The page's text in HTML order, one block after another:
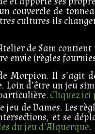
couvercle de
cultures ils
de Sam
envie (règles
Morpion. Il s’agit
d’être un jeu
Cliquez ici
de Dames. Les
et se
du jeu d’Alquerque.